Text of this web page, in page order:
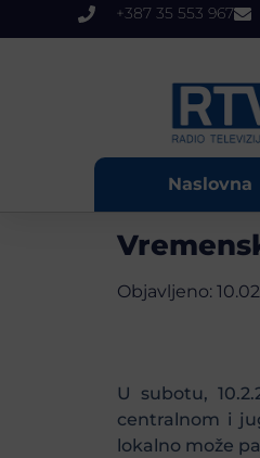
+387 35 553 967
Naslovna
Objavljeno:
U subotu,
centralnom i
lokalno može